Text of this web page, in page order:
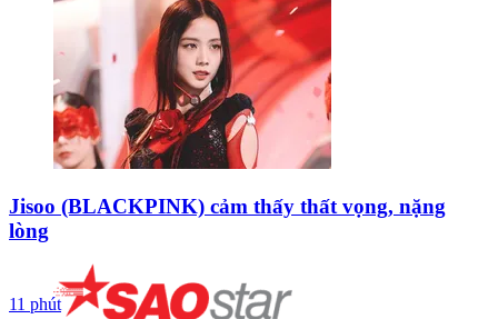
Jisoo (BLACKPINK) cảm thấy thất vọng, nặng
lòng
11 phút